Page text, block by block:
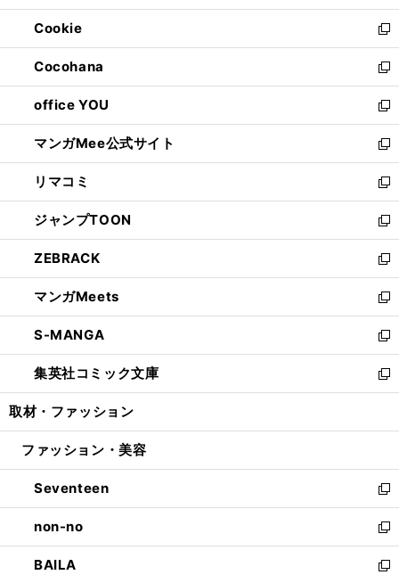
開
く
ウ
で
開
く
ン
ド
ウ
で
開
く
ウ
ィ
ン
ド
ウ
で
開
く
Cookie
新
し
い
ウ
ィ
ン
ド
ウ
で
開
く
Cocohana
新
し
い
ウ
ィ
ン
ド
ウ
で
開
く
office YOU
新
し
い
ウ
ィ
ン
ド
ウ
で
開
く
マンガMee公式サイト
新
し
い
ウ
ィ
ン
ド
ウ
で
開
く
リマコミ
新
し
い
ウ
ィ
ン
ド
ウ
で
開
く
ジャンプTOON
新
し
い
ウ
ィ
ン
ド
ウ
で
開
ZEBRACK
新
し
い
ウ
ィ
ン
ド
ウ
開
マンガMeets
新
し
い
ウ
ィ
ン
ウ
開
く
S-MANGA
新
し
い
ウ
ン
ウ
で
開
く
集英社コミック文庫
新
し
ウ
ン
ド
ウ
で
開
く
取材・ファッション
ファッション・美容
Seventeen
新
し
い
ウ
ィ
non-no
新
し
い
BAILA
新